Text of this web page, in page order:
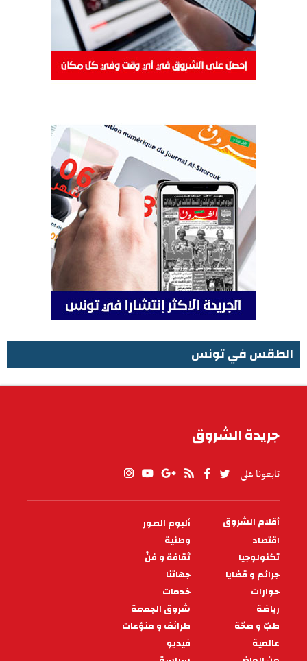
الطقس في تونس
جريدة الشروق
تابعونا على
PIED
DE
PAGE
أقلام الشروق
ألبوم الصور
اقتصاد
وطنية
تكنولوجيا
ثقافة و فنّ
جرائم و قضايا
جهاتنا
حوارات
خدمات
رياضة
شروق الجمعة
طبّ و صحّة
طرائف و منوّعات
عالمية
فيديو